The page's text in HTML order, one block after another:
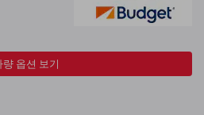
량 옵션 보기